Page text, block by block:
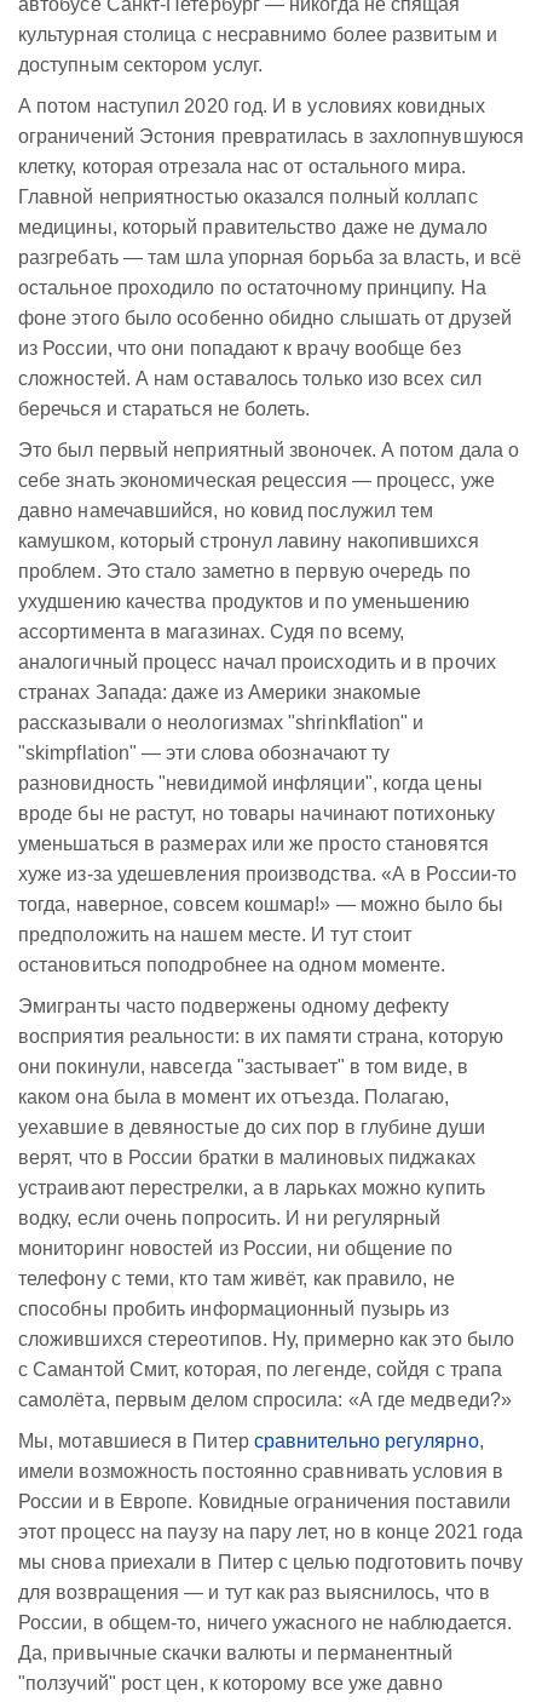
автобусе Санкт-Петербург — никогда не спящая
культурная столица с несравнимо более развитым и
доступным сектором услуг.
А потом наступил 2020 год. И в условиях ковидных
ограничений Эстония превратилась в захлопнувшуюся
клетку, которая отрезала нас от остального мира.
Главной неприятностью оказался полный коллапс
медицины, который правительство даже не думало
разгребать — там шла упорная борьба за власть, и всё
остальное проходило по остаточному принципу. На
фоне этого было особенно обидно слышать от друзей
из России, что они попадают к врачу вообще без
сложностей. А нам оставалось только изо всех сил
беречься и стараться не болеть.
Это был первый неприятный звоночек. А потом дала о
себе знать экономическая рецессия — процесс, уже
давно намечавшийся, но ковид послужил тем
камушком, который стронул лавину накопившихся
проблем. Это стало заметно в первую очередь по
ухудшению качества продуктов и по уменьшению
ассортимента в магазинах. Судя по всему,
аналогичный процесс начал происходить и в прочих
странах Запада: даже из Америки знакомые
рассказывали о неологизмах "shrinkflation" и
"skimpflation" — эти слова обозначают ту
разновидность "невидимой инфляции", когда цены
вроде бы не растут, но товары начинают потихоньку
уменьшаться в размерах или же просто становятся
хуже из-за удешевления производства. «А в России-то
тогда, наверное, совсем кошмар!» — можно было бы
предположить на нашем месте. И тут стоит
остановиться поподробнее на одном моменте.
Эмигранты часто подвержены одному дефекту
восприятия реальности: в их памяти страна, которую
они покинули, навсегда "застывает" в том виде, в
каком она была в момент их отъезда. Полагаю,
уехавшие в девяностые до сих пор в глубине души
верят, что в России братки в малиновых пиджаках
устраивают перестрелки, а в ларьках можно купить
водку, если очень попросить. И ни регулярный
мониторинг новостей из России, ни общение по
телефону с теми, кто там живёт, как правило, не
способны пробить информационный пузырь из
сложившихся стереотипов. Ну, примерно как это было
с Самантой Смит, которая, по легенде, сойдя с трапа
самолёта, первым делом спросила: «А где медведи?»
Мы, мотавшиеся в Питер сравнительно регулярно,
имели возможность постоянно сравнивать условия в
России и в Европе. Ковидные ограничения поставили
этот процесс на паузу на пару лет, но в конце 2021 года
мы снова приехали в Питер с целью подготовить почву
для возвращения — и тут как раз выяснилось, что в
России, в общем-то, ничего ужасного не наблюдается.
Да, привычные скачки валюты и перманентный
"ползучий" рост цен, к которому все уже давно